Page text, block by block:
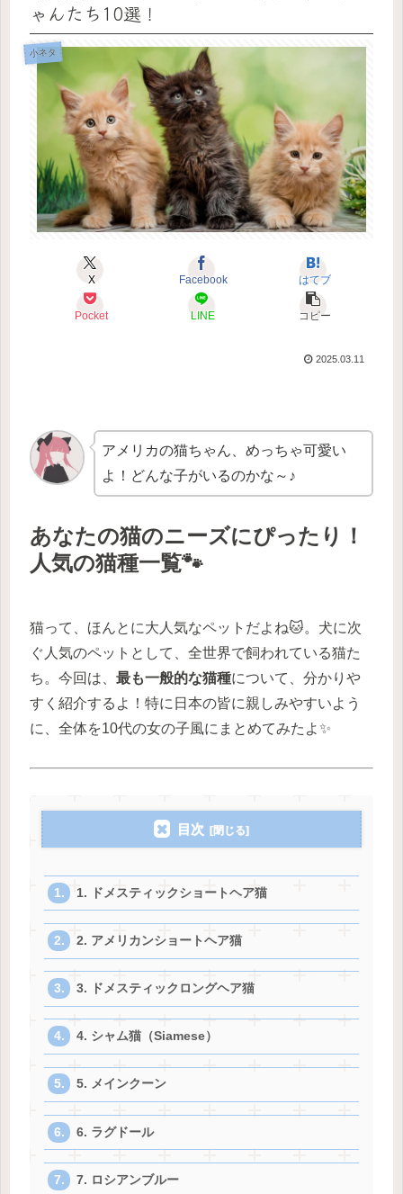
ゃんたち10選！
小ネタ
X Facebook はてブ
Pocket LINE コピー
2025.03.11
アメリカの猫ちゃん、めっちゃ可愛い
よ！どんな子がいるのかな～♪
あなたの猫のニーズにぴったり！
人気の猫種一覧🐾
猫って、ほんとに大人気なペットだよね🐱。犬に次
ぐ人気のペットとして、全世界で飼われている猫た
ち。今回は、 最も一般的な猫種について、分かりや
すく紹介するよ！特に日本の皆に親しみやすいよう
に、全体を10代の女の子風にまとめてみたよ✨
目次
1. ドメスティックショートヘア猫
2. アメリカンショートヘア猫
3. ドメスティックロングヘア猫
4. シャム猫（Siamese）
5. メインクーン
6. ラグドール
7. ロシアンブルー